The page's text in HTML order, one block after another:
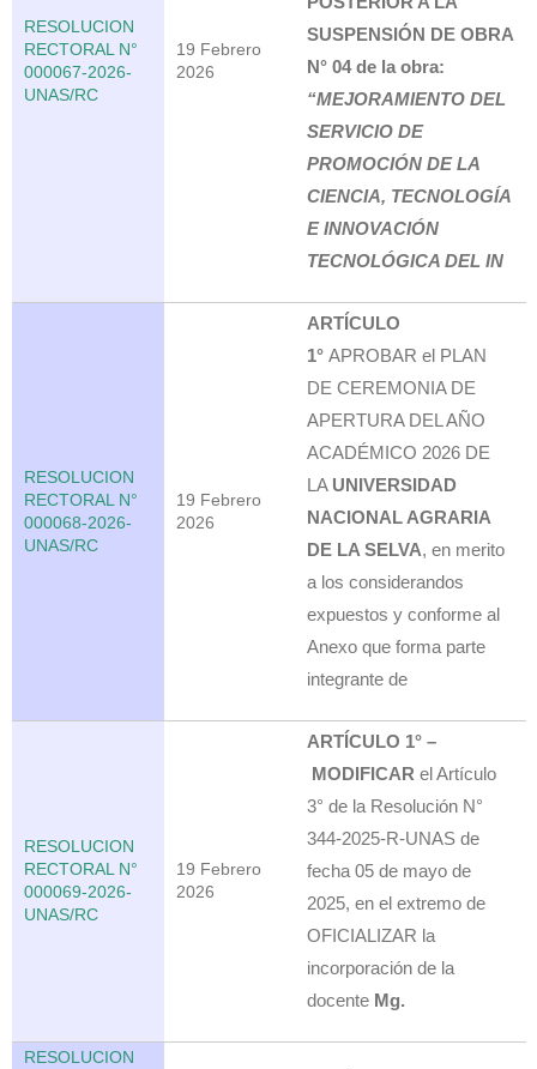
RESOLUCION
RECTORAL N°
000067-2026-
UNAS/RC
19 Febrero
2026
SUSPENSIÓN DE OBRA
N° 04 de la obra:
“MEJORAMIENTO DEL
SERVICIO DE
PROMOCIÓN DE LA
CIENCIA, TECNOLOGÍA
E INNOVACIÓN
TECNOLÓGICA DEL IN
RESOLUCION
RECTORAL N°
000068-2026-
UNAS/RC
19 Febrero
2026
ARTÍCULO
1° APROBAR el PLAN
DE CEREMONIA DE
APERTURA DEL AÑO
ACADÉMICO 2026 DE
LA UNIVERSIDAD
NACIONAL AGRARIA
DE LA SELVA, en merito
a los considerandos
expuestos y conforme al
Anexo que forma parte
integrante de
RESOLUCION
RECTORAL N°
000069-2026-
UNAS/RC
19 Febrero
2026
ARTÍCULO 1° –
MODIFICAR el Artículo
3° de la Resolución N°
344-2025-R-UNAS de
fecha 05 de mayo de
2025, en el extremo de
OFICIALIZAR la
incorporación de la
docente Mg.
RESOLUCION